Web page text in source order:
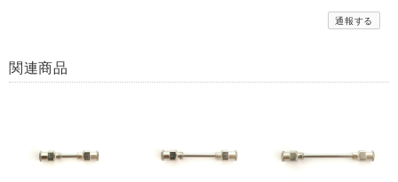
通報する
関連商品